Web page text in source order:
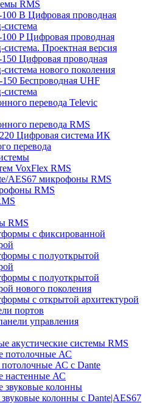
RMS
B Цифровая проводная
система
P Цифровая проводная
система. Проектная версия
Цифровая проводная
система нового поколения
Беспроводная UHF
система
перевода Televic
перевода RMS
Цифровая система ИК
перевода
VoxFlex RMS
AES67 микрофоны RMS
RMS
RMS
с фиксированной
с полуоткрытой
с полуоткрытой
нового поколения
с открытой архитектурой
портов
управления
акустические системы RMS
потолочные АС
АС с Dante
настенные АС
звуковые колонны
колонны с Dante|AES67